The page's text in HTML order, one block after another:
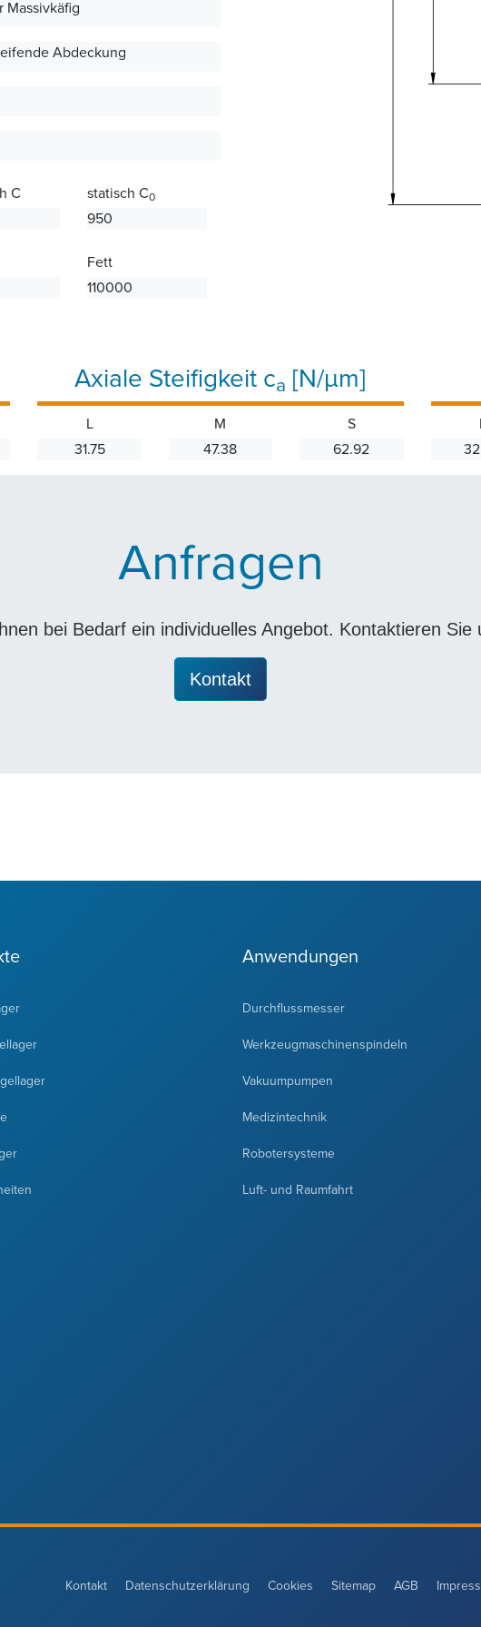
Abdeckung
C
statisch C0
950
Fett
110000
Axiale Steifigkeit ca [N/µm]
L
31.75
M
47.38
S
62.92
Anfragen
bei Bedarf ein individuelles Angebot. Kontaktieren Sie
Kontakt
Anwendungen
Durchflussmesser
Werkzeugmaschinenspindeln
Vakuumpumpen
Medizintechnik
Robotersysteme
Luft- und Raumfahrt
Kontakt Datenschutzerklärung Cookies Sitemap AGB